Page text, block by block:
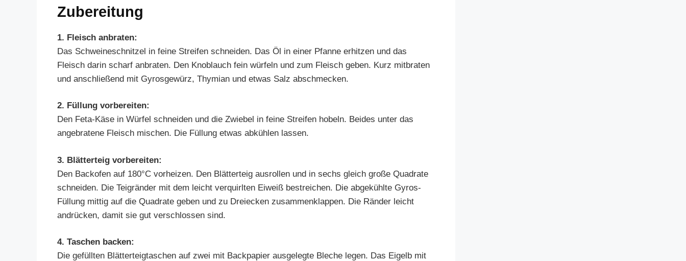
Zubereitung
1. Fleisch anbraten:
Das Schweineschnitzel in feine Streifen schneiden. Das Öl in einer Pfanne erhitzen und das
Fleisch darin scharf anbraten. Den Knoblauch fein würfeln und zum Fleisch geben. Kurz mitbraten
und anschließend mit Gyrosgewürz, Thymian und etwas Salz abschmecken.
2. Füllung vorbereiten:
Den Feta-Käse in Würfel schneiden und die Zwiebel in feine Streifen hobeln. Beides unter das
angebratene Fleisch mischen. Die Füllung etwas abkühlen lassen.
3. Blätterteig vorbereiten:
Den Backofen auf 180°C vorheizen. Den Blätterteig ausrollen und in sechs gleich große Quadrate
schneiden. Die Teigränder mit dem leicht verquirlten Eiweiß bestreichen. Die abgekühlte Gyros-
Füllung mittig auf die Quadrate geben und zu Dreiecken zusammenklappen. Die Ränder leicht
andrücken, damit sie gut verschlossen sind.
4. Taschen backen:
Die gefüllten Blätterteigtaschen auf zwei mit Backpapier ausgelegte Bleche legen. Das Eigelb mit